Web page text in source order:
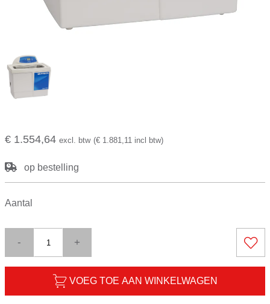
€ 1.554,64 excl. btw (€ 1.881,11 incl btw)
op bestelling
Aantal
- +
VOEG TOE AAN WINKELWAGEN